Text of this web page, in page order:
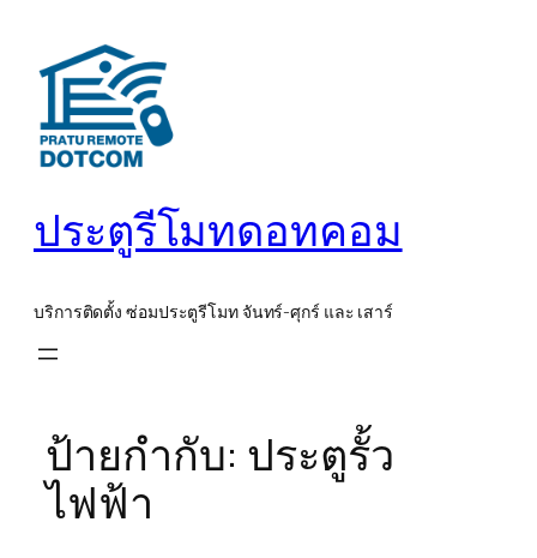
เนื้อหา
ประตูรีโมทดอทคอม
บริการติดตั้ง ซ่อมประตูรีโมท จันทร์-ศุกร์ และ เสาร์
ป้ายกำกับ: ประตูรั้ว
ไฟฟ้า